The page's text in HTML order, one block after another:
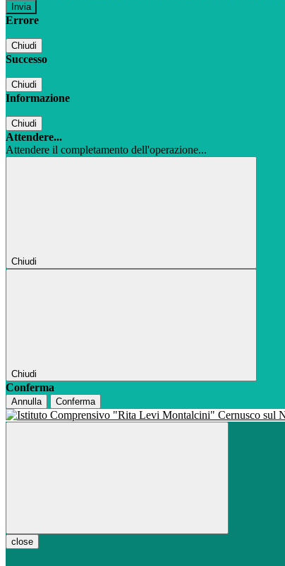
Errore
Chiudi
Successo
Chiudi
Informazione
Chiudi
Attendere...
Attendere il completamento dell'operazione...
Chiudi
Chiudi
Conferma
Annulla Conferma
close